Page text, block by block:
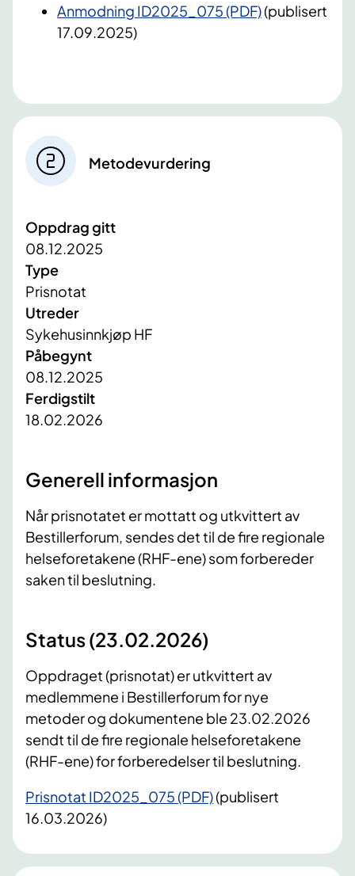
Anmodning ID2025_075 (PDF)(publisert
17.09.2025)
Metodevurdering
Oppdrag gitt
08.12.2025
Type
Prisnotat
Utreder
Sykehusinnkjøp HF
Påbegynt
08.12.2025
Ferdigstilt
18.02.2026
Generell informasjon
Når prisnotatet er mottatt og utkvittert av
Bestillerforum, sendes det til de fire regionale
helseforetakene (RHF-ene) som forbereder
saken til beslutning.
Status (23.02.2026)
Oppdraget (prisnotat) er utkvittert av
medlemmene i Bestillerforum for nye
metoder og dokumentene ble 23.02.2026
sendt til de fire regionale helseforetakene
(RHF-ene) for forberedelser til beslutning.
Prisnotat ID2025_075 (PDF)(publisert
16.03.2026)